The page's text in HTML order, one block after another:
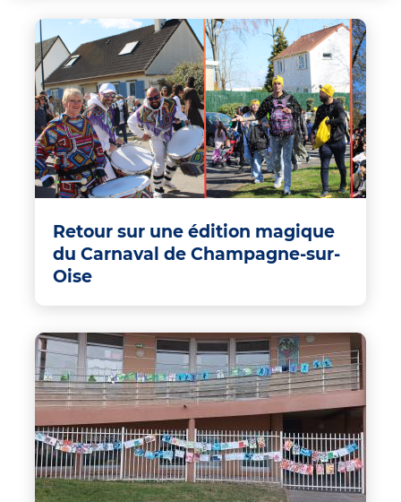
Retour sur une édition magique
du Carnaval de Champagne-sur-
Oise